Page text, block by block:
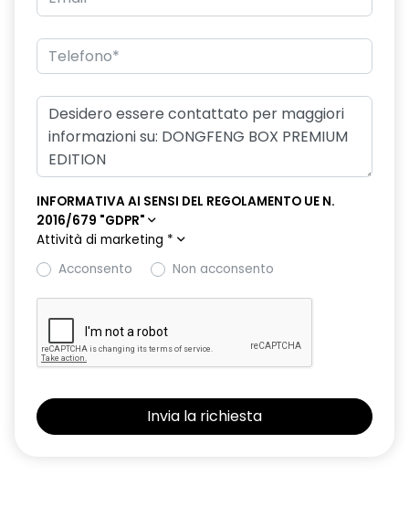
INFORMATIVA AI SENSI DEL REGOLAMENTO UE N.
2016/679 "GDPR"
Attività di marketing *
Acconsento
Non acconsento